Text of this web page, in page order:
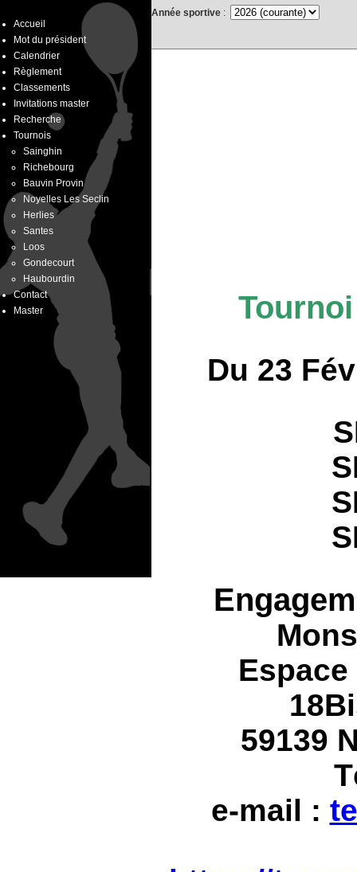
Accueil
Mot du président
Calendrier
Règlement
Classements
Invitations master
Recherche
Tournois
Sainghin
Richebourg
Bauvin Provin
Noyelles Les Seclin
Herlies
Santes
Loos
Gondecourt
Haubourdin
Contact
Master
Année sportive :
Du 23
59139
e-mail :